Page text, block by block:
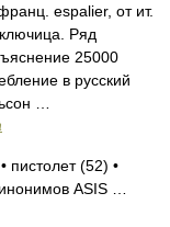
espalier, от ит.
Ряд
25000
в русский
…
(52) •
ASIS …